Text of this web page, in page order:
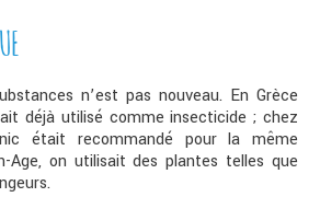
n’est pas nouveau. En Grèce
déjà utilisé comme insecticide ; chez
était recommandé pour la même
Age, on utilisait des plantes telles que